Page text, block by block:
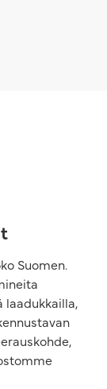
Suomen.
laadukkailla,